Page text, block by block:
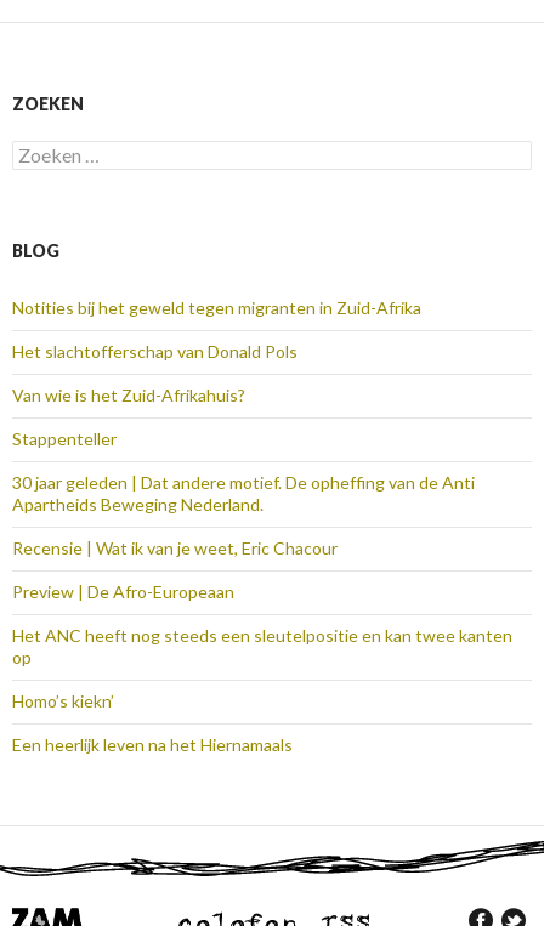
ZOEKEN
Zoeken
naar:
BLOG
Notities bij het geweld tegen migranten in Zuid-Afrika
Het slachtofferschap van Donald Pols
Van wie is het Zuid-Afrikahuis?
Stappenteller
30 jaar geleden | Dat andere motief. De opheffing van de Anti
Apartheids Beweging Nederland.
Recensie | Wat ik van je weet, Eric Chacour
Preview | De Afro-Europeaan
Het ANC heeft nog steeds een sleutelpositie en kan twee kanten
op
Homo’s kiekn’
Een heerlijk leven na het Hiernamaals